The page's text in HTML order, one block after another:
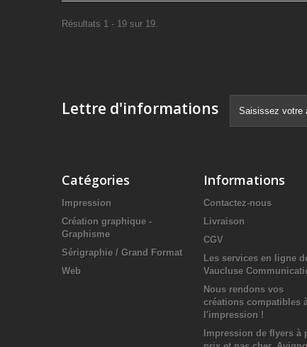
Résultats 1 - 19 sur 19.
Lettre d'informations
Catégories
Impression
Création graphique -
Graphisme
Sérigraphie / Grand Format
Web
Informations
Contactez-nous
Livraison
CGV
Les services en ligne
Vaucluse
Nous rendons vos
créations compatibles
l'impression !
Impression de flyers à